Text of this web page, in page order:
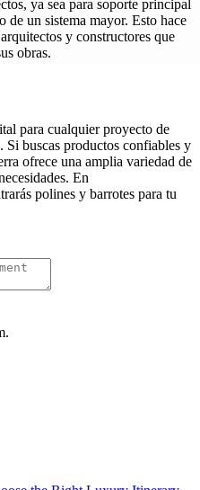
ya sea para soporte principal
de un sistema mayor. Esto hace
y constructores que
obras.
para cualquier proyecto de
buscas productos confiables y
ofrece una amplia variedad de
En
polines y barrotes para tu